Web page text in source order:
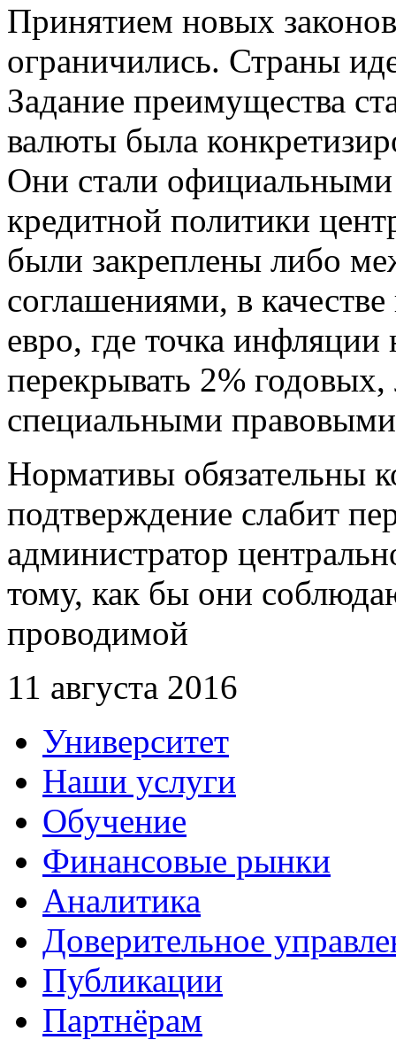
Принятием новых
ограничились. Страны
Задание преимущества
валюты была
Они стали
кредитной политики
были закреплены либо
соглашениями, в
евро, где точка
перекрывать 2%
специальными
Нормативы обязательны
подтверждение слабит
администратор
тому, как бы они
проводимой
11 августа 2016
Университет
Наши услуги
Обучение
Финансовые рынки
Аналитика
Доверительное
Публикации
Партнёрам